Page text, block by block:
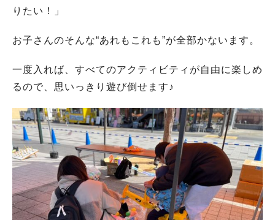
りたい！」
お子さんのそんな“あれもこれも”が全部かないます。
一度入れば、すべてのアクティビティが自由に楽しめ
るので、思いっきり遊び倒せます♪